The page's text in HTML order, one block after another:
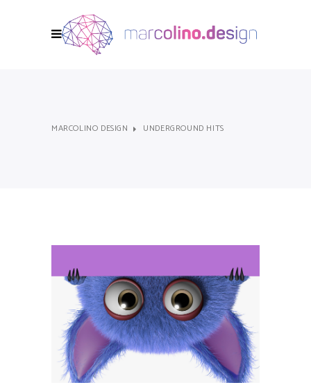
MARCOLINO DESIGN UNDERGROUND HITS